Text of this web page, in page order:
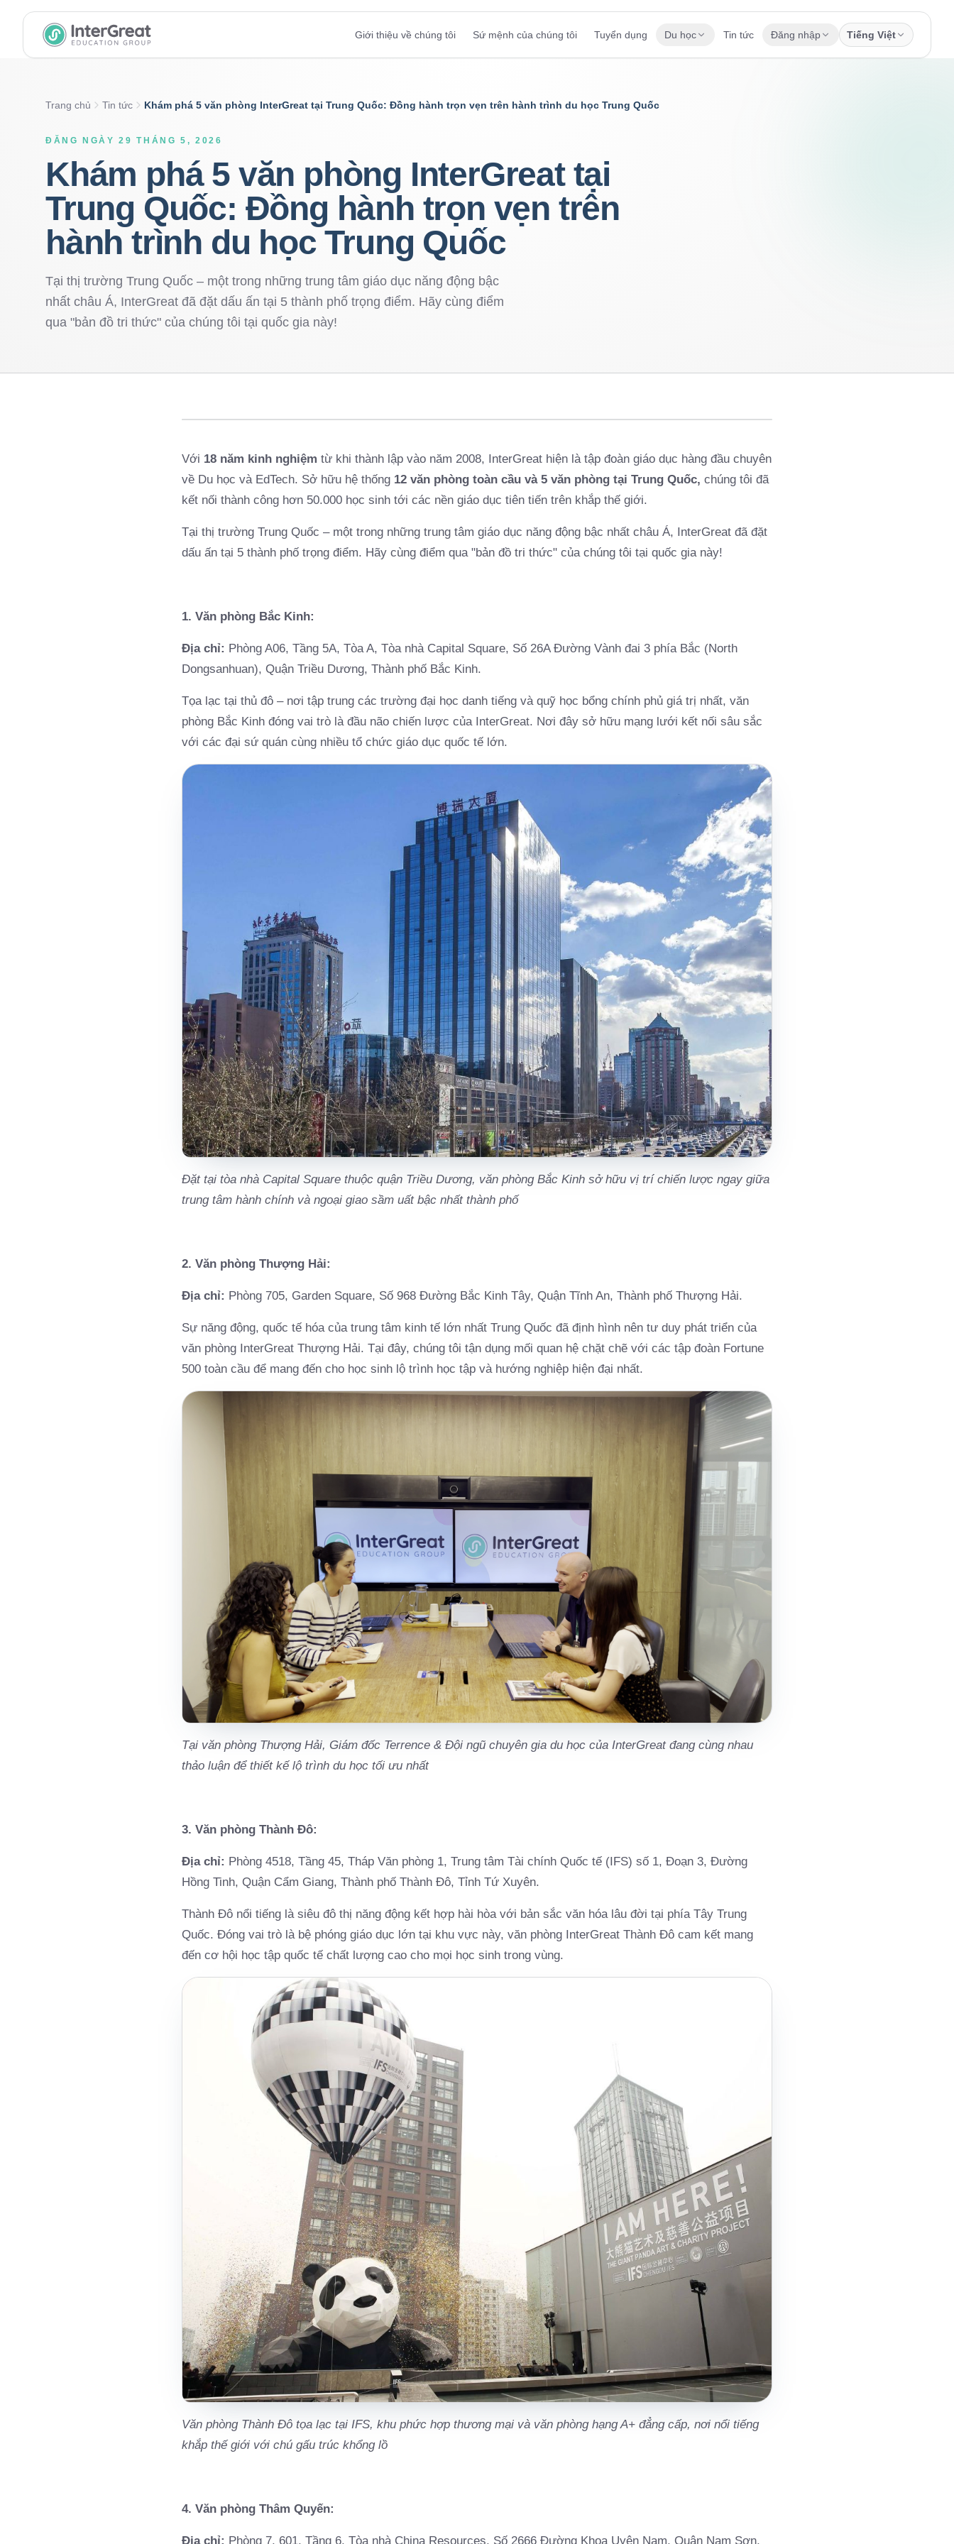
InterGreat Education Group home
Giới thiệu về chúng tôi Sứ mệnh của chúng tôi Tuyển dụng Du học Tin tức Đăng nhập Tiếng Việt
Trang chủ Tin tức Khám phá 5 văn phòng InterGreat tại Trung Quốc: Đồng hành trọn vẹn trên hành trình du học Trung Quốc
ĐĂNG NGÀY 29 THÁNG 5, 2026
Khám phá 5 văn phòng InterGreat tại
Trung Quốc: Đồng hành trọn vẹn trên
hành trình du học Trung Quốc
Tại thị trường Trung Quốc – một trong những trung tâm giáo dục năng động bậc
nhất châu Á, InterGreat đã đặt dấu ấn tại 5 thành phố trọng điểm. Hãy cùng điểm
qua "bản đồ tri thức" của chúng tôi tại quốc gia này!
Với 18 năm kinh nghiệm từ khi thành lập vào năm 2008, InterGreat hiện là tập đoàn giáo dục hàng đầu chuyên
về Du học và EdTech. Sở hữu hệ thống 12 văn phòng toàn cầu và 5 văn phòng tại Trung Quốc, chúng tôi đã
kết nối thành công hơn 50.000 học sinh tới các nền giáo dục tiên tiến trên khắp thế giới.
Tại thị trường Trung Quốc – một trong những trung tâm giáo dục năng động bậc nhất châu Á, InterGreat đã đặt
dấu ấn tại 5 thành phố trọng điểm. Hãy cùng điểm qua "bản đồ tri thức" của chúng tôi tại quốc gia này!
1. Văn phòng Bắc Kinh:
Địa chỉ: Phòng A06, Tầng 5A, Tòa A, Tòa nhà Capital Square, Số 26A Đường Vành đai 3 phía Bắc (North
Dongsanhuan), Quận Triều Dương, Thành phố Bắc Kinh.
Tọa lạc tại thủ đô – nơi tập trung các trường đại học danh tiếng và quỹ học bổng chính phủ giá trị nhất, văn
phòng Bắc Kinh đóng vai trò là đầu não chiến lược của InterGreat. Nơi đây sở hữu mạng lưới kết nối sâu sắc
với các đại sứ quán cùng nhiều tổ chức giáo dục quốc tế lớn.
Đặt tại tòa nhà Capital Square thuộc quận Triều Dương, văn phòng Bắc Kinh sở hữu vị trí chiến lược ngay giữa
trung tâm hành chính và ngoại giao sầm uất bậc nhất thành phố
2. Văn phòng Thượng Hải:
Địa chỉ: Phòng 705, Garden Square, Số 968 Đường Bắc Kinh Tây, Quận Tĩnh An, Thành phố Thượng Hải.
Sự năng động, quốc tế hóa của trung tâm kinh tế lớn nhất Trung Quốc đã định hình nên tư duy phát triển của
văn phòng InterGreat Thượng Hải. Tại đây, chúng tôi tận dụng mối quan hệ chặt chẽ với các tập đoàn Fortune
500 toàn cầu để mang đến cho học sinh lộ trình học tập và hướng nghiệp hiện đại nhất.
Tại văn phòng Thượng Hải, Giám đốc Terrence & Đội ngũ chuyên gia du học của InterGreat đang cùng nhau
thảo luận để thiết kế lộ trình du học tối ưu nhất
3. Văn phòng Thành Đô:
Địa chỉ: Phòng 4518, Tầng 45, Tháp Văn phòng 1, Trung tâm Tài chính Quốc tế (IFS) số 1, Đoạn 3, Đường
Hồng Tinh, Quận Cẩm Giang, Thành phố Thành Đô, Tỉnh Tứ Xuyên.
Thành Đô nổi tiếng là siêu đô thị năng động kết hợp hài hòa với bản sắc văn hóa lâu đời tại phía Tây Trung
Quốc. Đóng vai trò là bệ phóng giáo dục lớn tại khu vực này, văn phòng InterGreat Thành Đô cam kết mang
đến cơ hội học tập quốc tế chất lượng cao cho mọi học sinh trong vùng.
Văn phòng Thành Đô tọa lạc tại IFS, khu phức hợp thương mại và văn phòng hạng A+ đẳng cấp, nơi nổi tiếng
khắp thế giới với chú gấu trúc khổng lồ
4. Văn phòng Thâm Quyến:
Địa chỉ: Phòng 7, 601, Tầng 6, Tòa nhà China Resources, Số 2666 Đường Khoa Uyên Nam, Quận Nam Sơn,